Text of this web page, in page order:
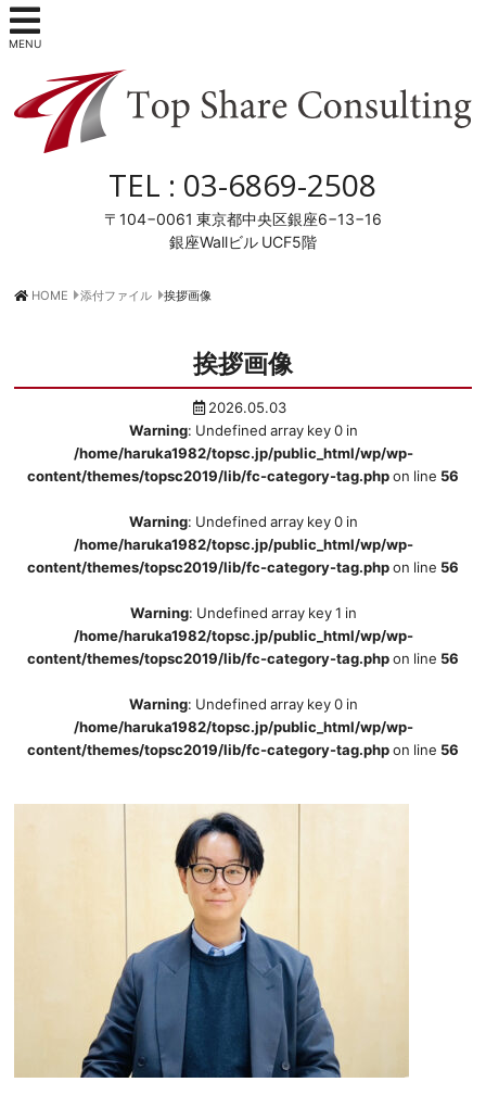
MENU
〒104−0061 東京都中央区銀座6−13−16
銀座Wallビル UCF5階
TEL : 03-6869-2508
HOME 添付ファイル 挨拶画像
挨拶画像
2026.05.03
Warning: Undefined array key 0 in
/home/haruka1982/topsc.jp/public_html/wp/wp-
content/themes/topsc2019/lib/fc-category-tag.phpon line 56
Warning: Undefined array key 0 in
/home/haruka1982/topsc.jp/public_html/wp/wp-
content/themes/topsc2019/lib/fc-category-tag.phpon line 56
Warning: Undefined array key 1 in
/home/haruka1982/topsc.jp/public_html/wp/wp-
content/themes/topsc2019/lib/fc-category-tag.phpon line 56
Warning: Undefined array key 0 in
/home/haruka1982/topsc.jp/public_html/wp/wp-
content/themes/topsc2019/lib/fc-category-tag.phpon line 56